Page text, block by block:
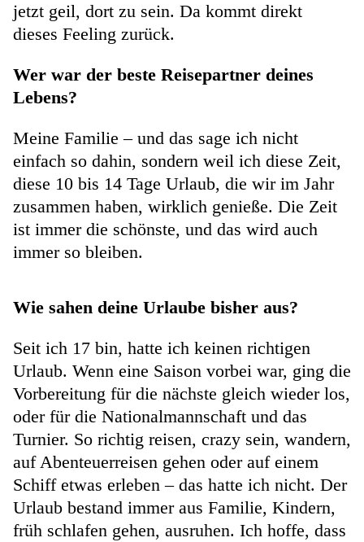
jetzt geil, dort zu sein. Da kommt direkt
dieses Feeling zurück.
Wer war der beste Reisepartner deines
Lebens?
Meine Familie – und das sage ich nicht
einfach so dahin, sondern weil ich diese Zeit,
diese 10 bis 14 Tage Urlaub, die wir im Jahr
zusammen haben, wirklich genieße. Die Zeit
ist immer die schönste, und das wird auch
immer so bleiben.
Wie sahen deine Urlaube bisher aus?
Seit ich 17 bin, hatte ich keinen richtigen
Urlaub. Wenn eine Saison vorbei war, ging die
Vorbereitung für die nächste gleich wieder los,
oder für die Nationalmannschaft und das
Turnier. So richtig reisen, crazy sein, wandern,
auf Abenteuerreisen gehen oder auf einem
Schiff etwas erleben – das hatte ich nicht. Der
Urlaub bestand immer aus Familie, Kindern,
früh schlafen gehen, ausruhen. Ich hoffe, dass